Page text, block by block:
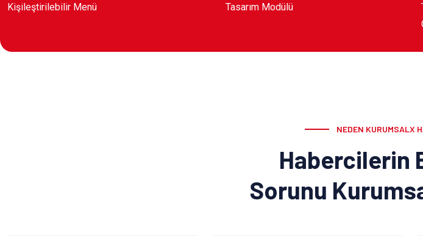
Kişileştirilebilir Menü Tasarım Modülü
NEDEN KURUMSALX
Habercilerin
Sorunu